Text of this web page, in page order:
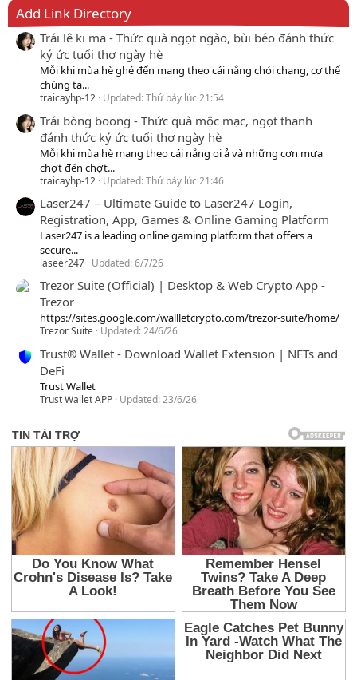
Add Link Directory
Trái lê ki ma - Thức quà ngọt ngào, bùi béo đánh thức
ký ức tuổi thơ ngày hè
Mỗi khi mùa hè ghé đến mang theo cái nắng chói chang, cơ thể
chúng ta...
traicayhp-12 Updated:Thứ bảy lúc 21:54
Trái bòng boong - Thức quà mộc mạc, ngọt thanh
đánh thức ký ức tuổi thơ ngày hè
Mỗi khi mùa hè mang theo cái nắng oi ả và những cơn mưa
chợt đến chợt...
traicayhp-12 Updated:Thứ bảy lúc 21:46
Laser247 – Ultimate Guide to Laser247 Login,
Registration, App, Games & Online Gaming Platform
Laser247 is a leading online gaming platform that offers a
secure...
laseer247 Updated:6/7/26
Trezor Suite (Official) | Desktop & Web Crypto App -
Trezor
https://sites.google.com/wallletcrypto.com/trezor-suite/home/
Trezor Suite Updated:24/6/26
Trust® Wallet - Download Wallet Extension | NFTs and
DeFi
Trust Wallet
Trust Wallet APP Updated:23/6/26